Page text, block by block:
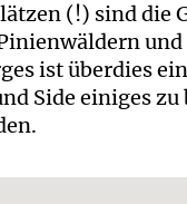
(!) sind
ist überdies
Side einiges